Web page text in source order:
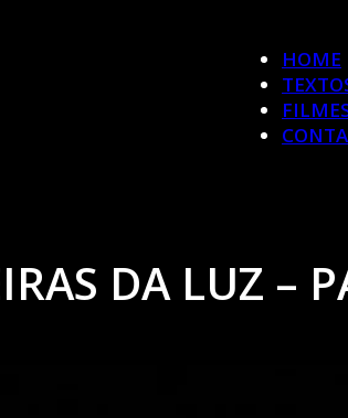
HOME
DA LUZ –